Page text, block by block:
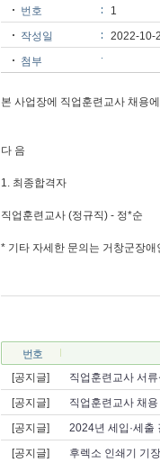
번호 1
작성일
2022-10-
첨부
본 사업장에 직업훈련교사 채용
다 음
1. 최종합격자
직업훈련교사 (정규직) - 정*순
* 기타 자세한 문의는 거창군장
번호
[공지글]
직업훈련교사 서
[공지글]
직업훈련교사 채
[공지글]
2024년 세입·세
[공지글]
후렉소 인쇄기 기